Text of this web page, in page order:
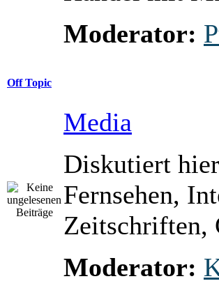
Moderator:
Off Topic
Media
Diskutiert
Fernsehen,
Zeitschriften,
Moderator: